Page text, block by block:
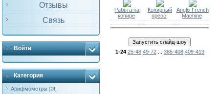
Отзывы
Связь
Войти
Категория
Арифмометры [24]
Работа на
копире
Копирный
пресс
Anglo-French
Machine
1-24 25-48 49-72 385-408 409-419